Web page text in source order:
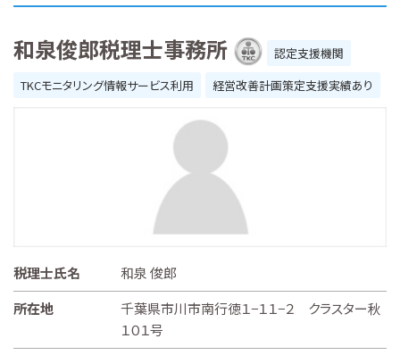
和泉俊郎税理士事務所
認定支援機関
TKCモニタリング情報サービス利用
経営改善計画策定支援実績あり
税理士氏名
和泉 俊郎
所在地
千葉県市川市南行徳１−１１−２ クラスター秋
１０１号